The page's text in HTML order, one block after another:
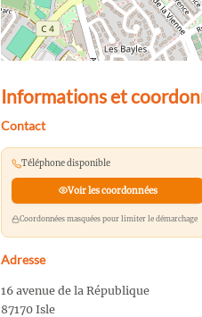
Informations et
Contact
Téléphone disponible
Voir les coordonnées
Coordonnées masquées pour limiter le démarchage
Adresse
16 avenue de la République
87170 Isle